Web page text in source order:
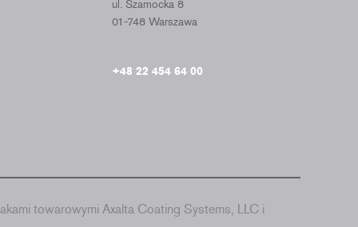
ul. Szamocka 8
01-748 Warszawa
+48 22 454 64 00
towarowymi Axalta Coating Systems, LLC i